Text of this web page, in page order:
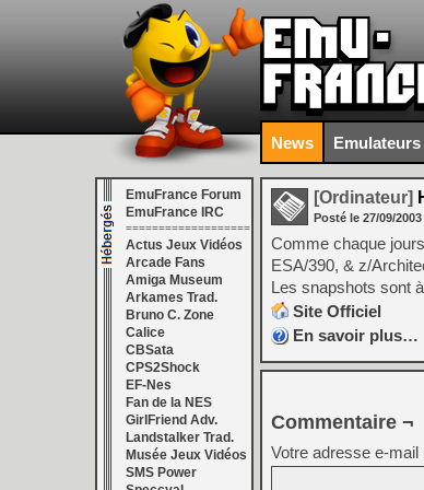
News Emulateurs
EmuFrance Forum
EmuFrance IRC
===================
Actus Jeux Vidéos
Arcade Fans
Amiga Museum
Arkames Trad.
Bruno C. Zone
Calice
CBSata
CPS2Shock
EF-Nes
Fan de la NES
GirlFriend Adv.
Landstalker Trad.
Musée Jeux Vidéos
SMS Power
[Ordinateur]
Posté le 27/09/2003
Comme chaque
ESA/390, & z/
Les snapshots sont
Site Officiel
En savoir plus…
Commentaire ¬
Votre adresse e-mail